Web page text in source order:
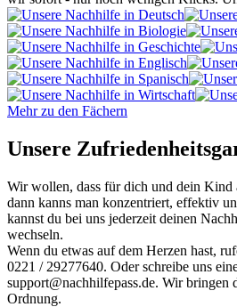
Mehr zu den Fächern
Unsere
Wir wollen, dass für dich und dein Kind
dann kanns man konzentriert, effektiv
kannst du bei uns jederzeit deinen
wechseln.
Wenn du etwas auf dem Herzen hast,
0221 / 29277640. Oder schreibe uns
support@nachhilfepass.de. Wir bringen
Ordnung.